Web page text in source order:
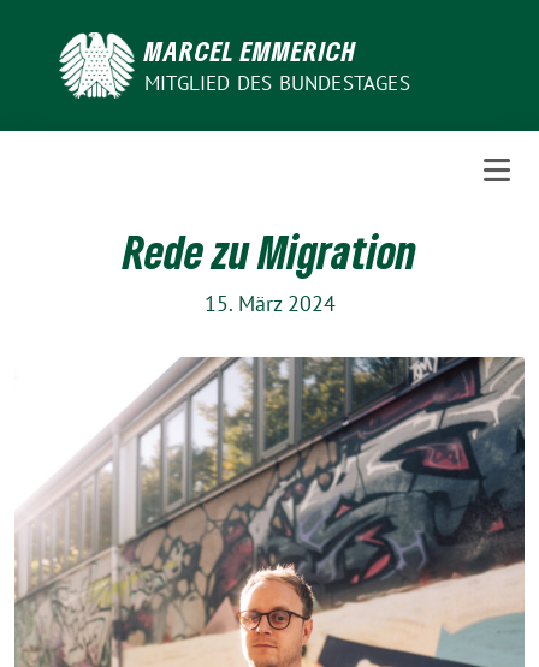
MARCEL EMMERICH
MITGLIED DES BUNDESTAGES
Rede zu Migration
15. März 2024